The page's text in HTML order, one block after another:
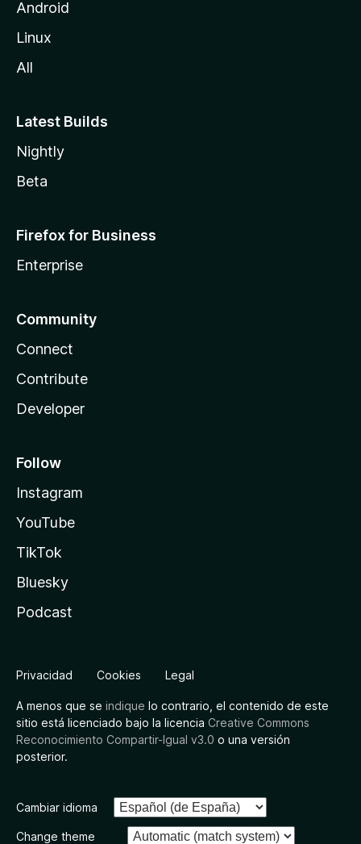
lAndroid
Linux
All
Latest Builds
Nightly
Beta
Firefox for Business
Enterprise
Community
Connect
Contribute
Developer
Follow
Instagram
YouTube
TikTok
Bluesky
Podcast
Privacidad Cookies Legal
A menos que se indique lo contrario, el contenido de este
sitio está licenciado bajo la licencia Creative Commons
Reconocimiento Compartir-Igual v3.0 o una versión
posterior.
Cambiar idioma
Change theme